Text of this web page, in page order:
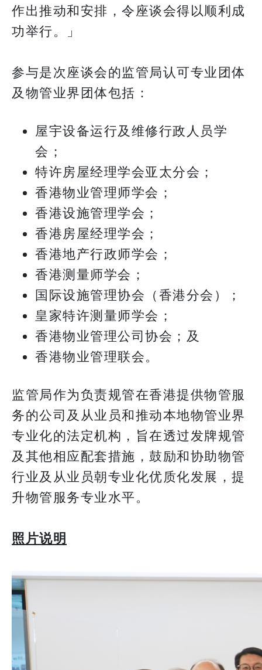
作出推动和安排，令座谈会得以顺利成
功举行。」
参与是次座谈会的监管局认可专业团体
及物管业界团体包括：
屋宇设备运行及维修行政人员学
会；
特许房屋经理学会亚太分会；
香港物业管理师学会；
香港设施管理学会；
香港房屋经理学会；
香港地产行政师学会；
香港测量师学会；
国际设施管理协会（香港分会）；
皇家特许测量师学会；
香港物业管理公司协会；及
香港物业管理联会。
监管局作为负责规管在香港提供物管服
务的公司及从业员和推动本地物管业界
专业化的法定机构，旨在透过发牌规管
及其他相应配套措施，鼓励和协助物管
行业及从业员朝专业化优质化发展，提
升物管服务专业水平。
照片说明